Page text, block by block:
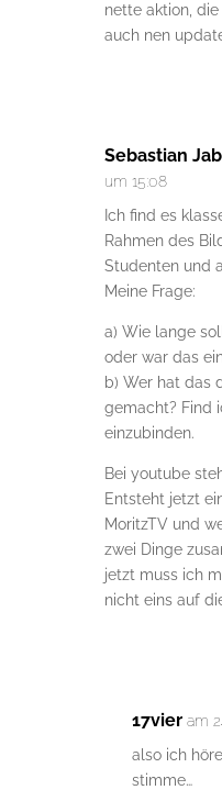
nette aktion,
auch nen
Sebastian
um 15:08
Ich find es
Rahmen des
Studenten und
Meine Frage:
a) Wie lange
oder war das
b) Wer hat das
gemacht? Find
einzubinden.
Bei youtube
Entsteht jetzt
MoritzTV und
zwei Dinge
jetzt muss ich
nicht eins auf
17vier am
also ich
stimme…